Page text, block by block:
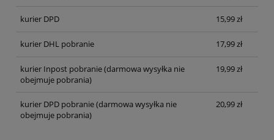
kurier DPD 15,99 zł
kurier DHL pobranie 17,99 zł
kurier Inpost pobranie(darmowa wysyłka nie
obejmuje pobrania)
19,99 zł
kurier DPD pobranie(darmowa wysyłka nie
obejmuje pobrania)
20,99 zł